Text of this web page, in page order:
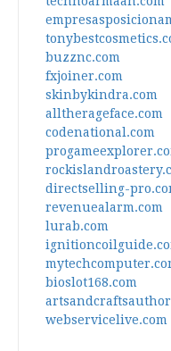
buzznc.com
fxjoiner.com
skinbykindra.com
alltherageface.com
codenational.com
directselling-
revenuealarm.com
lurab.com
bioslot168.com
webservicelive.com